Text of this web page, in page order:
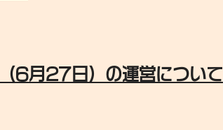
6月27日）の運営について